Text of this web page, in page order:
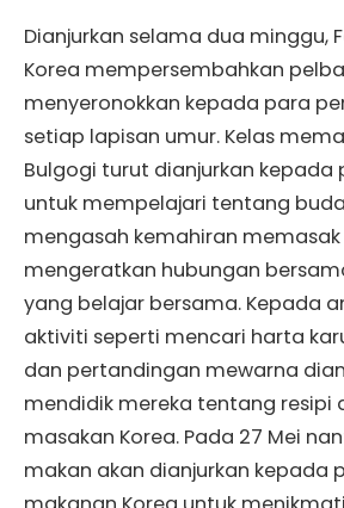
Dianjurkan selama dua minggu,
Korea mempersembahkan
menyeronokkan kepada para
setiap lapisan umur. Kelas
Bulgogi turut dianjurkan kepada
untuk mempelajari tentang
mengasah kemahiran
mengeratkan hubungan
yang belajar bersama. Kepada
aktiviti seperti mencari harta
dan pertandingan mewarna
mendidik mereka tentang resipi
masakan Korea. Pada 27 Mei
makan akan dianjurkan kepada